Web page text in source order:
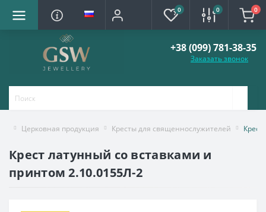
0 0 0
+38 (099) 781-38-35
Заказать звонок
Церковная продукция Кресты для священнослужителей
Крест латунный со вставками и
принтом 2.10.0155Л-2